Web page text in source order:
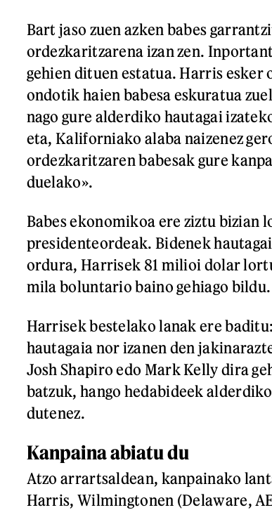
Bart jaso zuen azken babes
ordezkaritzarena izan zen.
gehien dituen estatua. Harris esker
ondotik haien babesa eskuratua
nago gure alderdiko hautagai
eta, Kaliforniako alaba naizenez
ordezkaritzaren babesak gure
duelako».
Babes ekonomikoa ere ziztu bizian
presidenteordeak. Bidenek
ordura, Harrisek 81 milioi dolar
mila boluntario baino gehiago bildu.
Harrisek bestelako lanak ere
hautagaia nor izanen den
Josh Shapiro edo Mark Kelly dira
batzuk, hango hedabideek
dutenez.
Kanpaina abiatu du
Atzo arrartsaldean, kanpainako
Harris, Wilmingtonen (Delaware,